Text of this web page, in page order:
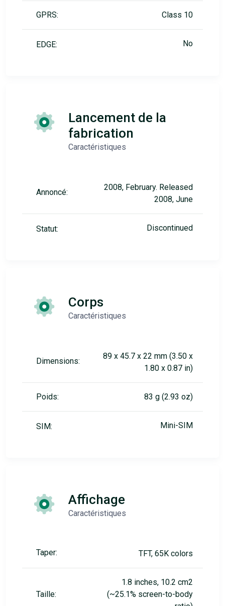
GPRS: Class 10
EDGE: No
Lancement de la
fabrication
Caractéristiques
Annoncé:
2008, February. Released
2008, June
Statut: Discontinued
Corps
Caractéristiques
Dimensions:
89 x 45.7 x 22 mm (3.50 x
1.80 x 0.87 in)
Poids: 83 g (2.93 oz)
SIM: Mini-SIM
Affichage
Caractéristiques
Taper: TFT, 65K colors
Taille:
1.8 inches, 10.2 cm2
(~25.1% screen-to-body